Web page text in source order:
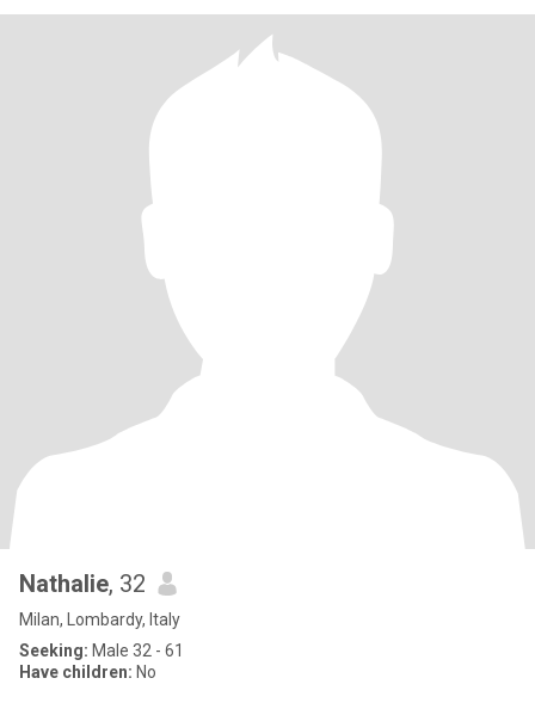
Nathalie, 32
Milan, Lombardy, Italy
Seeking: Male 32 - 61
Have children: No